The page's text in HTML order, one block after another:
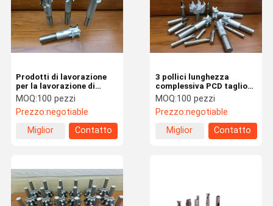
Prodotti di lavorazione
per la lavorazione di
pezzi di metallo non
ferroso
MOQ:100 pezzi
Prezzo:negotiable
Miglior
Contatto
3 pollici lunghezza
complessiva PCD taglio
fresatura ad alta velocità
per il pezzo di lavoro in
alluminio
MOQ:100 pezzi
Prezzo:negotiable
Miglior
Contatto